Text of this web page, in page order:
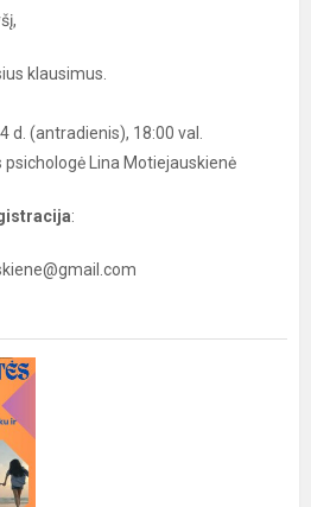
klausimus.
d. (antradienis), 18:00 val.
psichologė Lina Motiejauskienė
: